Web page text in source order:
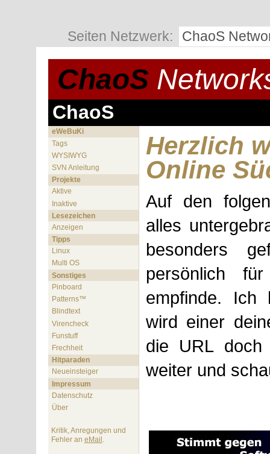
Seiten Netzwerk: ChaoS
ChaoS
ChaoS
eWeBuKi
Tags
WYSIWYG
SVN Anleitung
Projekte
Aktive
Inaktive
Lesezeichen
Anzeigen
Tipps
Linux
Multi OS
Sonstiges
Pinboard
Patterns™
Blindtext
Virencheck
Funstuff
Frechheit
Hitparaden
Neueinsteiger
Impressum
Datenschutz
Über
Kritik, Anregungen und
Fehler an eMail .
Herzlich
Online
Auf den
alles
besonders
persönlich
empfinde. Ich
wird einer
die URL doch
weiter und